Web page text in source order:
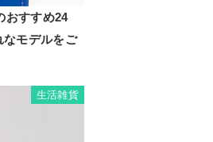
おすすめ24
なモデルをご
生活雑貨